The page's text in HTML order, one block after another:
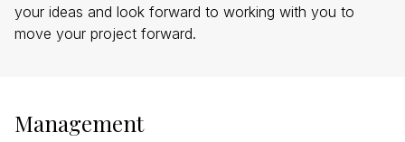
your ideas and look forward to working with you to
move your project forward.
Management